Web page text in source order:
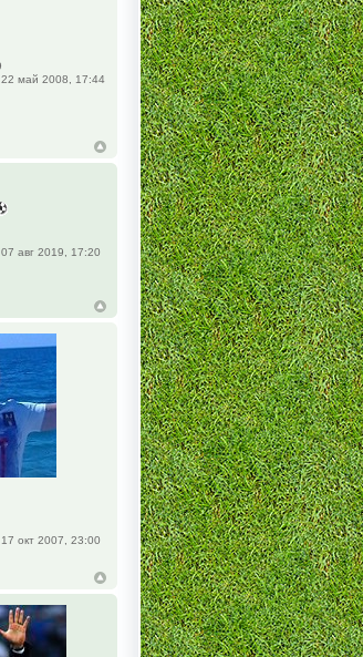
22 май 2008, 17:44
07 авг 2019, 17:20
17 окт 2007, 23:00